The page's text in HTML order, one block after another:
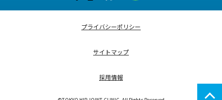
プライバシーポリシー
サイトマップ
採用情報